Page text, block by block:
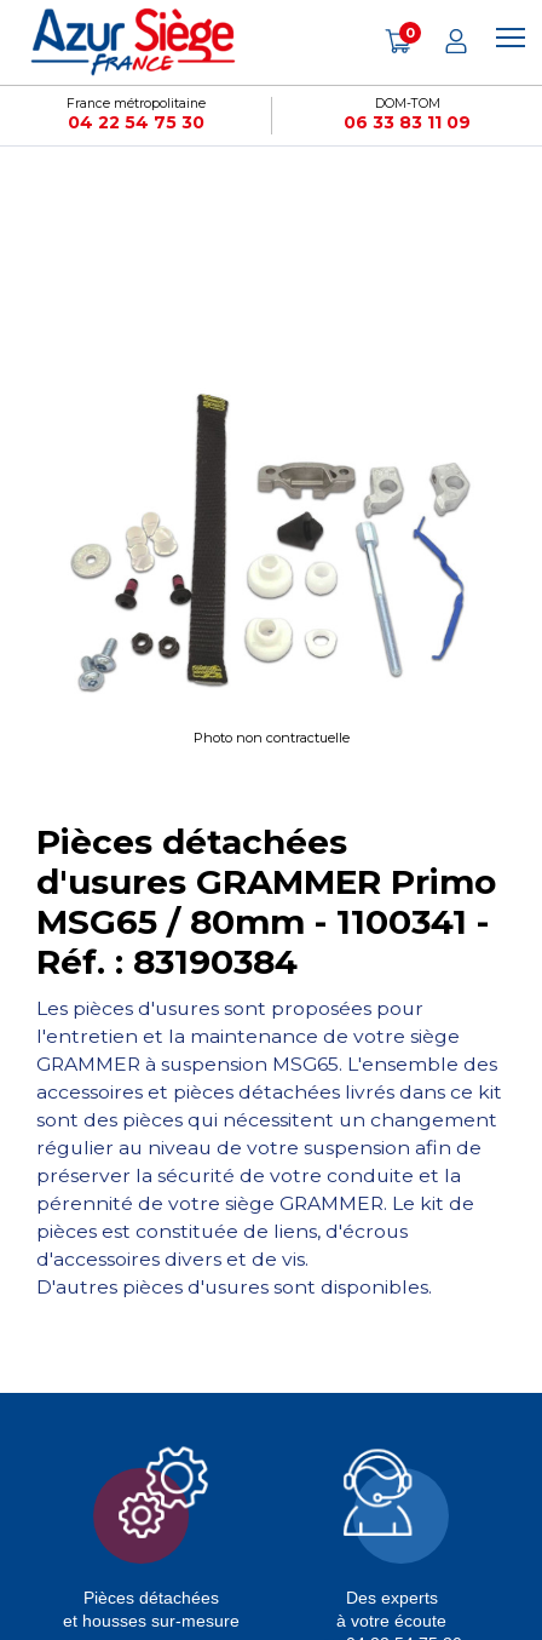
France métropolitaine
04 22 54 75 30
DOM-TOM
06 33 83 11 09
0
Pièces détachées
d'usures GRAMMER Primo
MSG65 / 80mm - 1100341 -
Réf. : 83190384
Les pièces d'usures sont proposées pour
l'entretien et la maintenance de votre siège
GRAMMER à suspension MSG65. L'ensemble des
accessoires et pièces détachées livrés dans ce kit
sont des pièces qui nécessitent un changement
régulier au niveau de votre suspension afin de
préserver la sécurité de votre conduite et la
pérennité de votre siège GRAMMER. Le kit de
pièces est constituée de liens, d'écrous
d'accessoires divers et de vis.
D'autres pièces d'usures sont disponibles.
Photo non contractuelle
Pièces détachées
et housses sur-mesure
Des experts
à votre écoute
Panneau de gestion des cookies